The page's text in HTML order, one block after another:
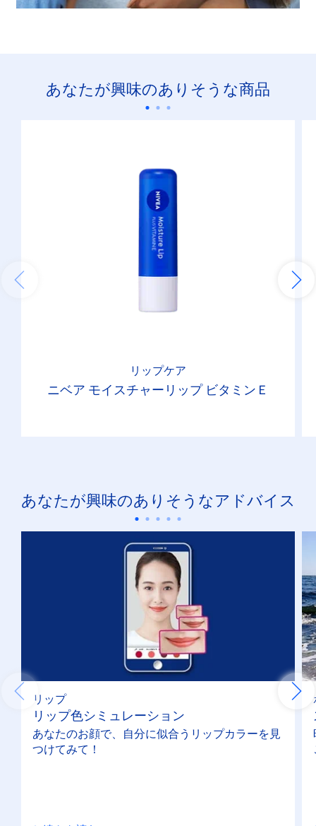
あなたが興味のありそうな商品
リップケア
ニベア モイスチャーリップ ビタミンＥ
あなたが興味のありそうなアドバイス
リップ
リップ色シミュレーション
あなたのお顔で、自分に似合うリップカラーを見
つけてみて！